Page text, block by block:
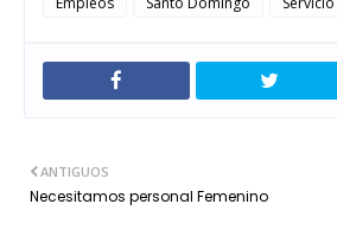
ANTIGUOS
Necesitamos personal Femenino